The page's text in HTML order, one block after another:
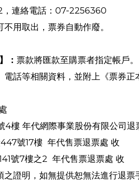
，連絡電話： 07-2256360
用取出，票券自動作廢。
： 票款將匯款至購票者指定帳戶。
電話等相關資料，並附上《票券
4樓 年代網際事業股份有限公司退
447號17樓 年代售票退票處 收
號7樓之2 年代售票退票處 收
證明，如無提供恕無法進行退票